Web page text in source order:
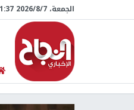
الجمعة، 7/‏8/‏2026 08:11:38 صباحاً